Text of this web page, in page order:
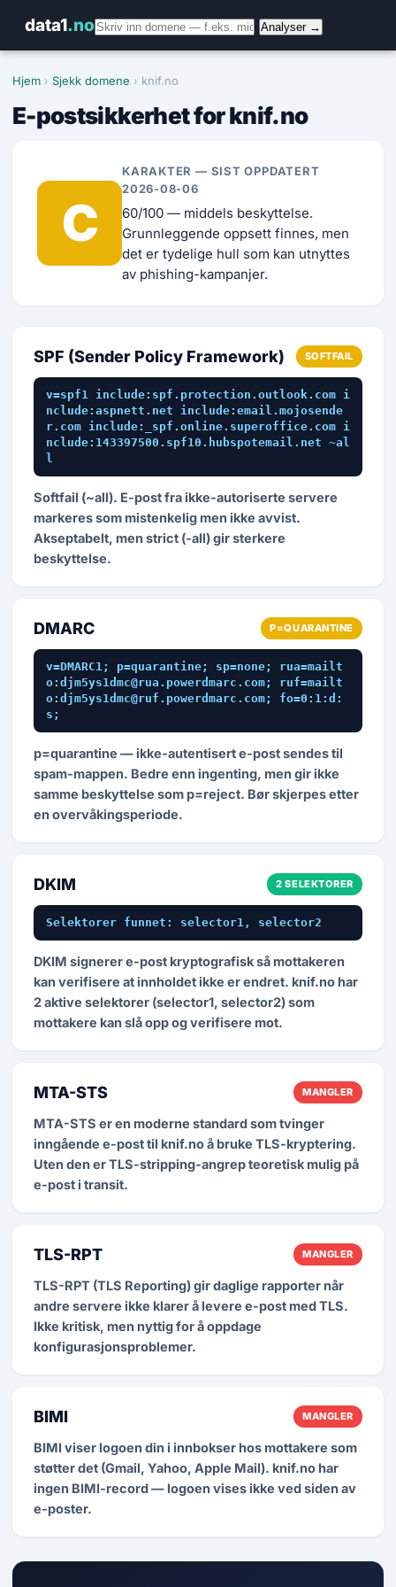
data1.no Analyser →
Hjem › Sjekk domene › knif.no
E-postsikkerhet for knif.no
C
KARAKTER — SIST OPPDATERT
2026-08-06
60/100 — middels beskyttelse.
Grunnleggende oppsett finnes, men
det er tydelige hull som kan utnyttes
av phishing-kampanjer.
SPF (Sender Policy Framework) SOFTFAIL
v=spf1 include:spf.protection.outlook.com i
nclude:aspnett.net include:email.mojosende
r.com include:_spf.online.superoffice.com i
nclude:143397500.spf10.hubspotemail.net ~al
l
Softfail (~all). E-post fra ikke-autoriserte servere
markeres som mistenkelig men ikke avvist.
Akseptabelt, men strict (-all) gir sterkere
beskyttelse.
DMARC P=QUARANTINE
v=DMARC1; p=quarantine; sp=none; rua=mailt
o:djm5ys1dmc@rua.powerdmarc.com; ruf=mailt
o:djm5ys1dmc@ruf.powerdmarc.com; fo=0:1:d:
s;
p=quarantine — ikke-autentisert e-post sendes til
spam-mappen. Bedre enn ingenting, men gir ikke
samme beskyttelse som p=reject. Bør skjerpes etter
en overvåkingsperiode.
DKIM 2 SELEKTORER
Selektorer funnet: selector1, selector2
DKIM signerer e-post kryptografisk så mottakeren
kan verifisere at innholdet ikke er endret. knif.no har
2 aktive selektorer (selector1, selector2) som
mottakere kan slå opp og verifisere mot.
MTA-STS MANGLER
MTA-STS er en moderne standard som tvinger
inngående e-post til knif.no å bruke TLS-kryptering.
Uten den er TLS-stripping-angrep teoretisk mulig på
e-post i transit.
TLS-RPT MANGLER
TLS-RPT (TLS Reporting) gir daglige rapporter når
andre servere ikke klarer å levere e-post med TLS.
Ikke kritisk, men nyttig for å oppdage
konfigurasjonsproblemer.
BIMI MANGLER
BIMI viser logoen din i innbokser hos mottakere som
støtter det (Gmail, Yahoo, Apple Mail). knif.no har
ingen BIMI-record — logoen vises ikke ved siden av
e-poster.